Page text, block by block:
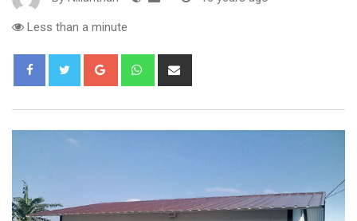
Less than a minute
Google+ Whatsapp